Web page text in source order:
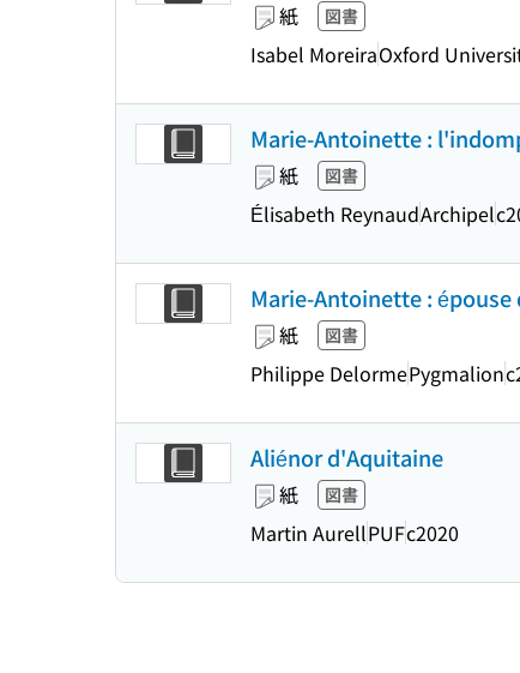
紙 図書
Isabel MoreiraOxford
Marie-Antoinette :
紙 図書
Élisabeth ReynaudArchipel
Marie-Antoinette : épouse
紙 図書
Philippe DelormePygmalion
Aliénor d'Aquitaine
紙 図書
Martin AurellPUFc2020